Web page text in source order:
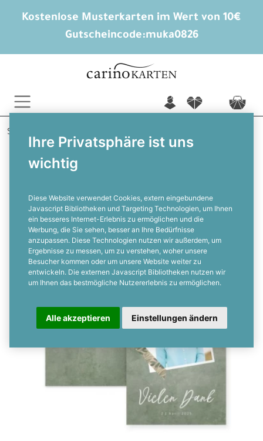
Kostenlose Musterkarten im Wert von 10€
Gutscheincode:muka0826
Ihre Privatsphäre ist uns
wichtig
Diese Website verwendet Cookies, extern eingebundene
Javascript Bibliotheken und Targeting Technologien, um Ihnen
ein besseres Internet-Erlebnis zu ermöglichen und die
Werbung, die Sie sehen, besser an Ihre Bedürfnisse
anzupassen. Diese Technologien nutzen wir außerdem, um
Ergebnisse zu messen, um zu verstehen, woher unsere
Besucher kommen oder um unsere Website weiter zu
entwickeln. Die externen Javascript Bibliotheken nutzen wir
um Ihnen das bestmögliche Nutzererlebnis zu ermöglichen.
Alle akzeptieren Einstellungen ändern
n f c
Startseite
Danksagung zur Konfirmation in
Streifen